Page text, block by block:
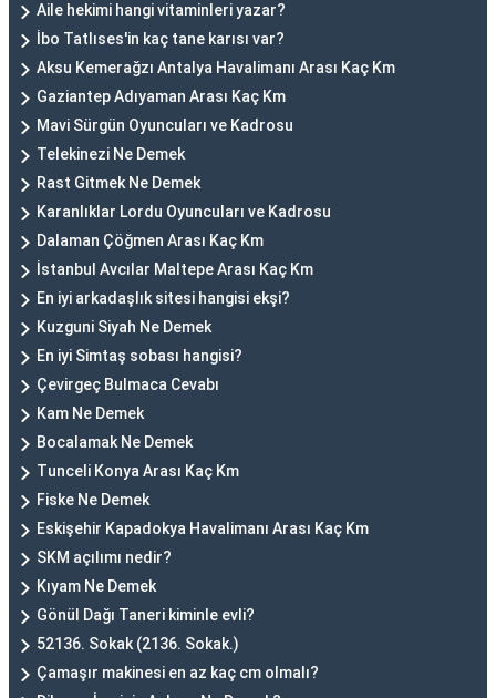
Aile hekimi hangi vitaminleri yazar?
İbo Tatlıses'in kaç tane karısı var?
Aksu Kemerağzı Antalya Havalimanı Arası Kaç Km
Gaziantep Adıyaman Arası Kaç Km
Mavi Sürgün Oyuncuları ve Kadrosu
Telekinezi Ne Demek
Rast Gitmek Ne Demek
Karanlıklar Lordu Oyuncuları ve Kadrosu
Dalaman Çöğmen Arası Kaç Km
İstanbul Avcılar Maltepe Arası Kaç Km
En iyi arkadaşlık sitesi hangisi ekşi?
Kuzguni Siyah Ne Demek
En iyi Simtaş sobası hangisi?
Çevirgeç Bulmaca Cevabı
Kam Ne Demek
Bocalamak Ne Demek
Tunceli Konya Arası Kaç Km
Fiske Ne Demek
Eskişehir Kapadokya Havalimanı Arası Kaç Km
SKM açılımı nedir?
Kıyam Ne Demek
Gönül Dağı Taneri kiminle evli?
52136. Sokak (2136. Sokak.)
Çamaşır makinesi en az kaç cm olmalı?